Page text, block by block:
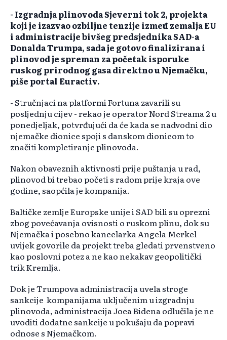
- Izgradnja plinovoda Sjeverni tok 2, projekta
koji je izazvao ozbiljne tenzije između zemalja EU
i administracije bivšeg predsjednika SAD-a
Donalda Trumpa, sada je gotovo finalizirana i
plinovod je spreman za početak isporuke
ruskog prirodnog gasa direktno u Njemačku,
piše portal Euractiv.
- Stručnjaci na platformi Fortuna zavarili su
posljednju cijev - rekao je operator Nord Streama 2 u
ponedjeljak, potvrđujući da će kada se nadvodni dio
njemačke dionice spoji s danskom dionicom to
značiti kompletiranje plinovoda.
Nakon obaveznih aktivnosti prije puštanja u rad,
plinovod bi trebao početi s radom prije kraja ove
godine, saopćila je kompanija.
Baltičke zemlje Europske unije i SAD bili su oprezni
zbog povećavanja ovisnosti o ruskom plinu, dok su
Njemačka i posebno kancelarka Angela Merkel
uvijek govorile da projekt treba gledati prvenstveno
kao poslovni potez a ne kao nekakav geopolitički
trik Kremlja.
Dok je Trumpova administracija uvela stroge
sankcije kompanijama uključenim u izgradnju
plinovoda, administracija Joea Bidena odlučila je ne
uvoditi dodatne sankcije u pokušaju da popravi
odnose s Njemačkom.